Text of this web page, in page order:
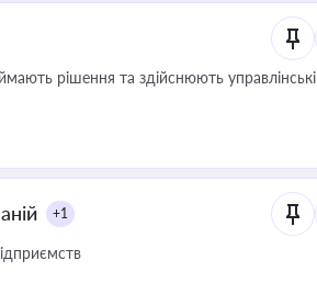
рішення та здійснюють управлінські
+1